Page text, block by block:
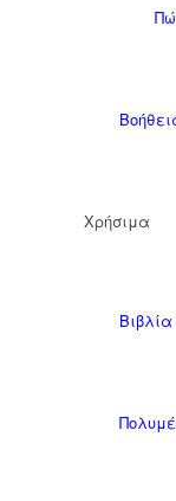
Χρήσιμα
Βιβλία